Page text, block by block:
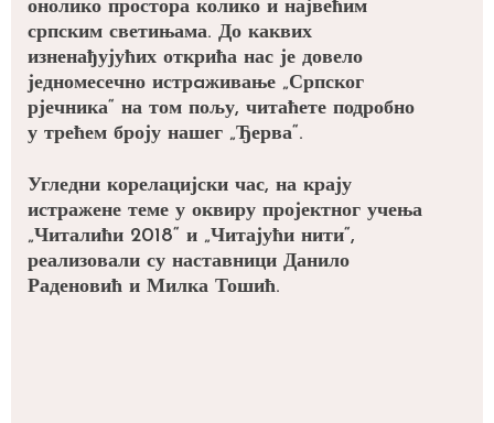
онолико простора колико и највећим
српским светињама. До каквих
изненађујућих открића нас је довело
једномесечно истрaживање „Српског
рјечника“ на том пољу, читаћете подробно
у трећем броју нашег „Ђерва“.
Угледни корелацијски час, на крају
истражене теме у оквиру пројектног учења
„Читалићи 2018“ и „Читајући нити“,
реализовали су наставници Данило
Раденовић и Милка Тошић.